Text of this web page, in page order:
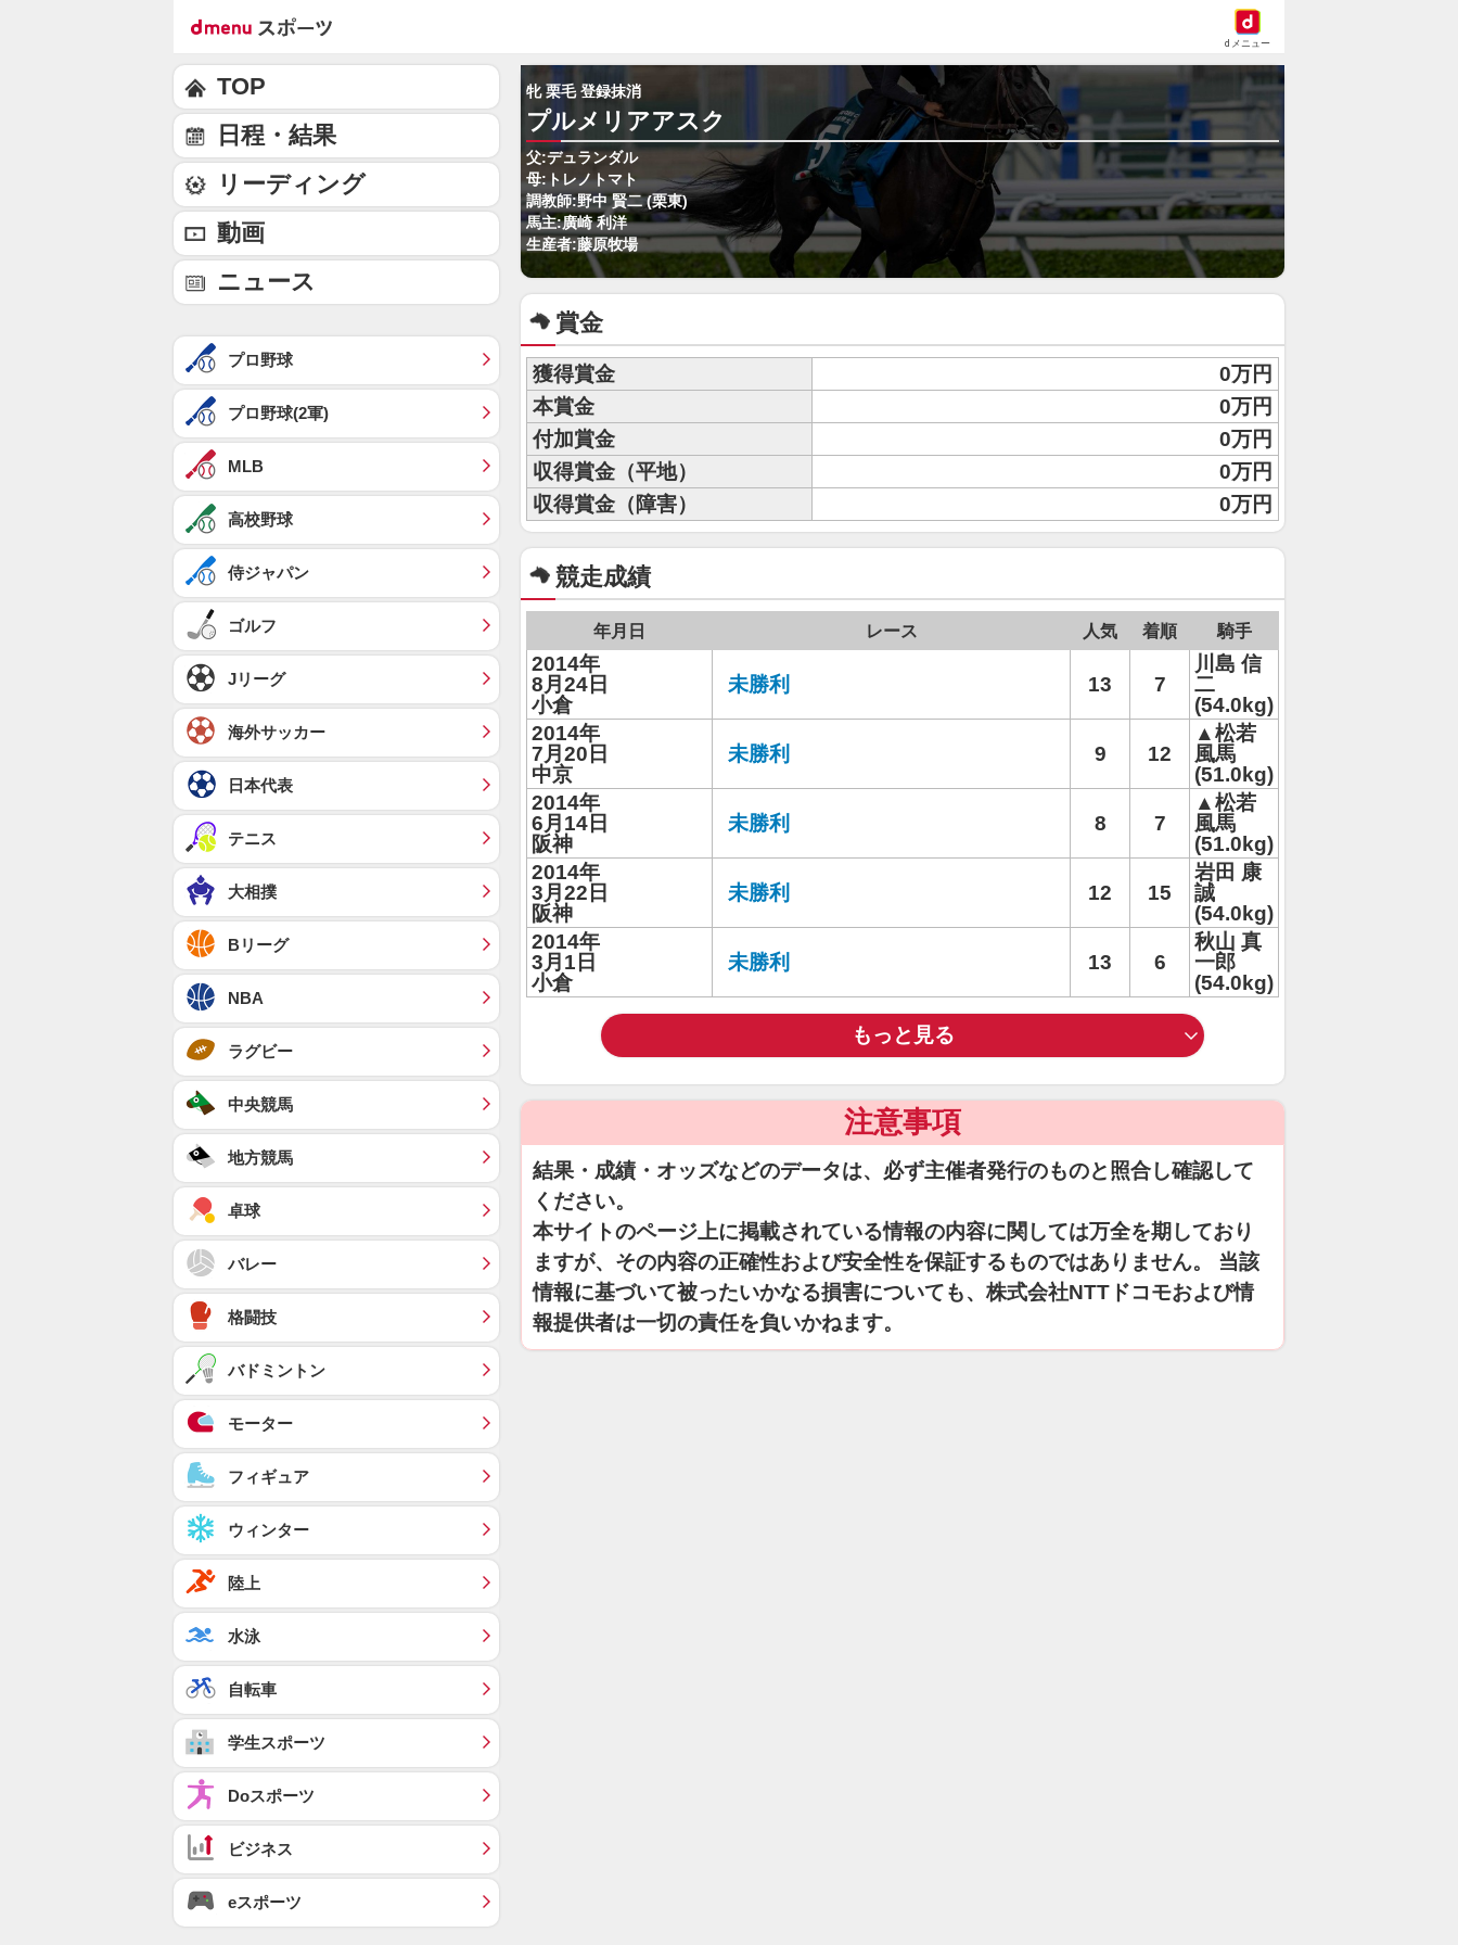
dメニュー
牝 栗毛 登録抹消
プルメリアアスク
父:デュランダル
母:トレノトマト
調教師:野中 賢二 (栗東)
馬主:廣崎 利洋
生産者:藤原牧場
賞金
獲得賞金
0万円
本賞金
0万円
付加賞金
0万円
収得賞金（平地）
0万円
収得賞金（障害）
0万円
競走成績
年月日 レース 人気 着順 騎手
2014年
8月24日
小倉
未勝利 13 7
川島 信
二
(54.0kg)
2014年
7月20日
中京
未勝利 9 12
▲松若
風馬
(51.0kg)
2014年
6月14日
阪神
未勝利 8 7
▲松若
風馬
(51.0kg)
2014年
3月22日
阪神
未勝利 12 15
岩田 康
誠
(54.0kg)
2014年
3月1日
小倉
未勝利 13 6
秋山 真
一郎
(54.0kg)
もっと見る
注意事項
結果・成績・オッズなどのデータは、必ず主催者発行のものと照合し確認して
ください。
本サイトのページ上に掲載されている情報の内容に関しては万全を期しており
ますが、その内容の正確性および安全性を保証するものではありません。 当該
情報に基づいて被ったいかなる損害についても、株式会社NTTドコモおよび情
報提供者は一切の責任を負いかねます。
TOP
日程・結果
リーディング
動画
ニュース
プロ野球
プロ野球(2軍)
MLB
高校野球
侍ジャパン
ゴルフ
Jリーグ
海外サッカー
日本代表
テニス
大相撲
Bリーグ
NBA
ラグビー
中央競馬
地方競馬
卓球
バレー
格闘技
バドミントン
モーター
フィギュア
ウィンター
陸上
水泳
自転車
学生スポーツ
Doスポーツ
ビジネス
eスポーツ